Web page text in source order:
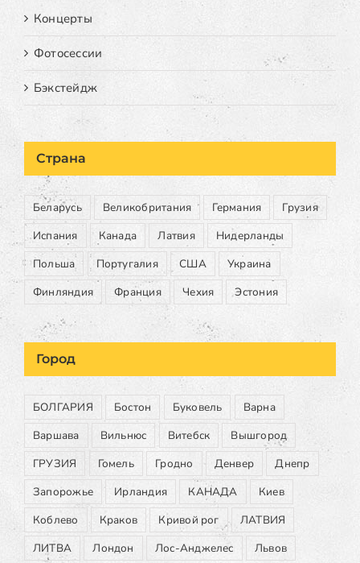
Концерты
Фотосессии
Бэкстейдж
Страна
Беларусь Великобритания Германия
Грузия
Испания
Канада Латвия
Нидерланды
Польша
Португалия США
Украина
Финляндия
Франция Чехия Эстония
Город
БОЛГАРИЯ Бостон Буковель
Варна
Варшава
Вильнюс Витебск
Вышгород
ГРУЗИЯ
Гомель Гродно Денвер
Днепр
Запорожье
Ирландия КАНАДА
Киев
Коблево
Краков Кривой рог
ЛАТВИЯ
ЛИТВА
Лондон Лос-Анджелес
Львов